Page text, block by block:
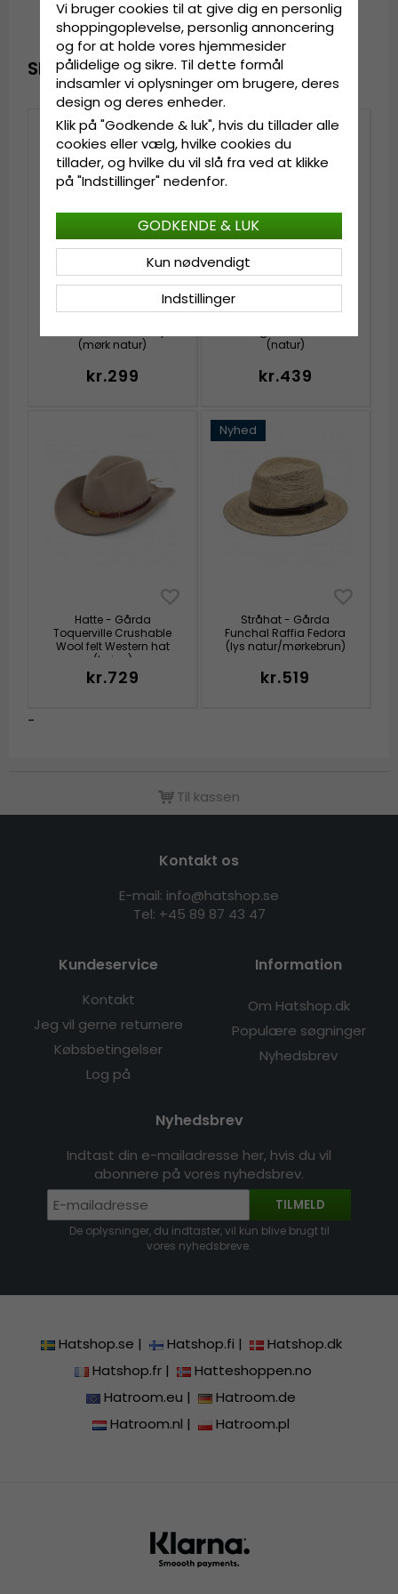
SENAST VISTE
(mørk natur)
kr.299
(natur)
kr.439
Hatte - Gårda
Toquerville Crushable
Wool felt Western hat
(beige)
kr.729
Nyhed
Stråhat - Gårda
Funchal Raffia Fedora
(lys natur/mørkebrun)
kr.519
-
Til kassen
Kontakt os
E-mail: info@hatshop.se
Tel: +45 89 87 43 47
Kundeservice
Kontakt
Jeg vil gerne returnere
Købsbetingelser
Log på
Information
Om Hatshop.dk
Populære søgninger
Nyhedsbrev
Nyhedsbrev
Indtast din e-mailadresse her, hvis du vil
abonnere på vores nyhedsbrev.
TILMELD
De oplysninger, du indtaster, vil kun blive brugt til
vores nyhedsbreve.
Hatshop.se | Hatshop.fi |
Hatshop.dk
Hatshop.fr|
Hatteshoppen.no
Hatroom.eu |
Hatroom.de
Hatroom.nl | Hatroom.pl
Vi bruger cookies til at give dig en personlig
shoppingoplevelse, personlig annoncering
og for at holde vores hjemmesider
pålidelige og sikre. Til dette formål
indsamler vi oplysninger om brugere, deres
design og deres enheder.
Klik på "Godkende & luk", hvis du tillader alle
cookies eller vælg, hvilke cookies du
tillader, og hvilke du vil slå fra ved at klikke
på "Indstillinger" nedenfor.
Indstillinger
Kun nødvendigt
GODKENDE & LUK